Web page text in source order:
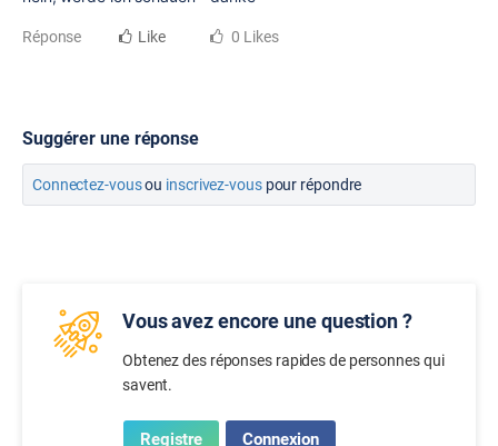
Réponse Like 0 Likes
Suggérer une réponse
Connectez-vousou inscrivez-vouspour répondre
Vous avez encore une question ?
Obtenez des réponses rapides de personnes qui
savent.
Registre Connexion